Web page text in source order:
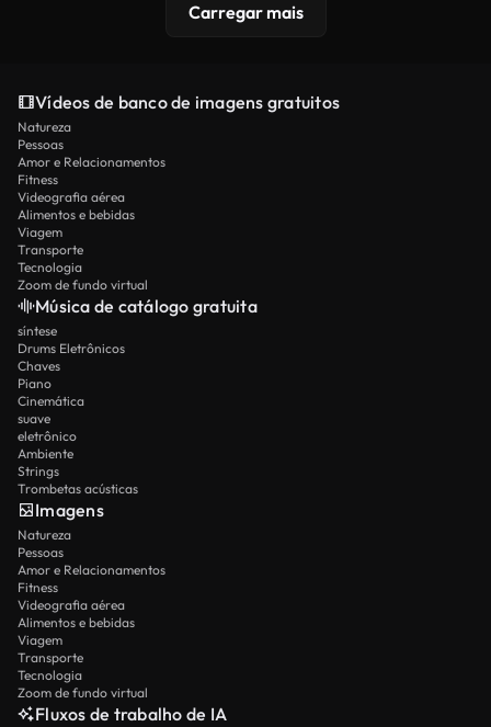
Carregar mais
Vídeos de banco de imagens gratuitos
Natureza
Pessoas
Amor e Relacionamentos
Fitness
Videografia aérea
Alimentos e bebidas
Viagem
Transporte
Tecnologia
Zoom de fundo virtual
Música de catálogo gratuita
síntese
Drums Eletrônicos
Chaves
Piano
Cinemática
suave
eletrônico
Ambiente
Strings
Trombetas acústicas
Imagens
Natureza
Pessoas
Amor e Relacionamentos
Fitness
Videografia aérea
Alimentos e bebidas
Viagem
Transporte
Tecnologia
Zoom de fundo virtual
Fluxos de trabalho de IA